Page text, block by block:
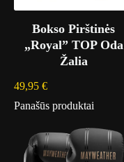
Bokso Pirštinės
„Royal” TOP Oda
Žalia
49,95 €
Panašūs produktai